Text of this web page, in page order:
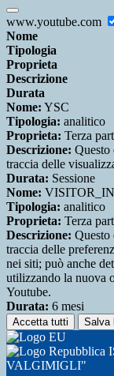
www.youtube.com
Nome
Tipologia
Proprieta
Descrizione
Durata
Nome: YSC
Tipologia: analitico
Proprieta: Terza
Descrizione: Questo
traccia delle
Durata: Sessione
Nome:
Tipologia: analitico
Proprieta: Terza
Descrizione: Questo
traccia delle
nei siti; può anche
utilizzando la nuova
Youtube.
Durata: 6 mesi
Accetta tutti Salva
VALGIMIGLI"